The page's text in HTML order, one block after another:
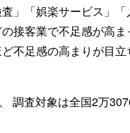
査」「娯楽サービス」
接客業で不足感が高
不足感の高まりが目
調査対象は全国2万